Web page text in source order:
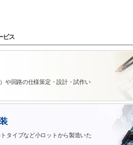
ビス
や回路の仕様策定・設計・試作い
タイプなど小ロットから製造いた